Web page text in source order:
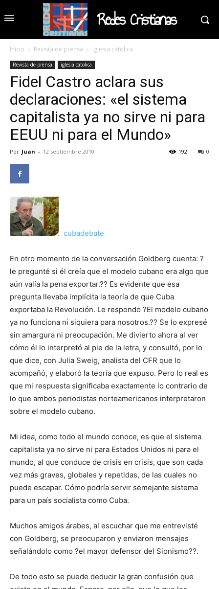
Redes Cristianas
Inicio Revista de prensa iglesia catolica
Revista de prensa iglesia catolica
Fidel Castro aclara sus
declaraciones: «el sistema
capitalista ya no sirve ni para
EEUU ni para el Mundo»
Por Juan - 12 septiembre 2010 0
192
cubadebate
En otro momento de la conversación Goldberg cuenta: ?
le pregunté si él creía que el modelo cubano era algo que
aún valía la pena exportar.?? Es evidente que esa
pregunta llevaba implícita la teoría de que Cuba
exportaba la Revolución. Le respondo ?El modelo cubano
ya no funciona ni siquiera para nosotros.?? Se lo expresé
sin amargura ni preocupación. Me divierto ahora al ver
cómo él lo interpretó al pie de la letra, y consultó, por lo
que dice, con Julia Sweig, analista del CFR que lo
acompañó, y elaboró la teoría que expuso. Pero lo real es
que mi respuesta significaba exactamente lo contrario de
lo que ambos periodistas norteamericanos interpretaron
sobre el modelo cubano.
Mi idea, como todo el mundo conoce, es que el sistema
capitalista ya no sirve ni para Estados Unidos ni para el
mundo, al que conduce de crisis en crisis, que son cada
vez más graves, globales y repetidas, de las cuales no
puede escapar. Cómo podría servir semejante sistema
para un país socialista como Cuba.
Muchos amigos árabes, al escuchar que me entrevisté
con Goldberg, se preocuparon y enviaron mensajes
señalándolo como ?el mayor defensor del Sionismo??.
De todo esto se puede deducir la gran confusión que